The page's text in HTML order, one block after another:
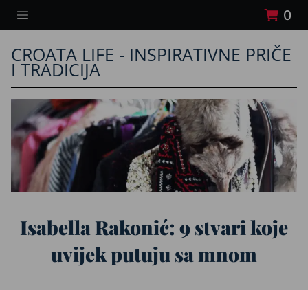
0
CROATA LIFE - INSPIRATIVNE PRIČE
I TRADICIJA
Isabella Rakonić: 9 stvari koje
uvijek putuju sa mnom